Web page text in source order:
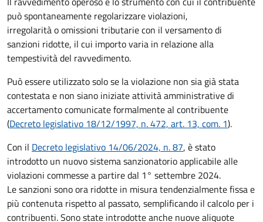
può spontaneamente regolarizzare violazioni,
irregolarità o omissioni tributarie con il versamento di
sanzioni ridotte, il cui importo varia in relazione alla
tempestività del ravvedimento.
Può essere utilizzato solo se la violazione non sia già stata
contestata e non siano iniziate attività amministrative di
accertamento comunicate formalmente al contribuente
(Decreto legislativo 18/12/1997, n. 472, art. 13, com. 1).
Con il Decreto legislativo 14/06/2024, n. 87, è stato
introdotto un nuovo sistema sanzionatorio applicabile alle
violazioni commesse a partire dal 1° settembre 2024.
Le sanzioni sono ora ridotte in misura tendenzialmente fissa e
più contenuta rispetto al passato, semplificando il calcolo per i
contribuenti. Sono state introdotte anche nuove aliquote